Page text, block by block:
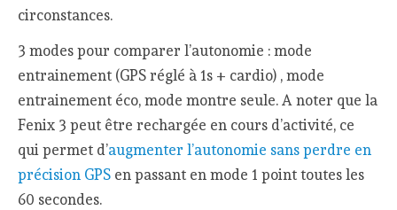
circonstances.
3 modes pour comparer l’autonomie : mode
entrainement (GPS réglé à 1s + cardio) , mode
entrainement éco, mode montre seule. A noter que la
Fenix 3 peut être rechargée en cours d’activité, ce
qui permet d’augmenter l’autonomie sans perdre en
précision GPS en passant en mode 1 point toutes les
60 secondes.